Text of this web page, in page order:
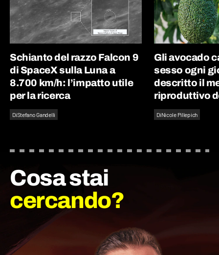
Schianto del razzo Falcon 9
di SpaceX sulla Luna a
8.700 km/h: l’impatto utile
per la ricerca
DiStefano Gandelli
Gli avocado
sesso ogni
descritto il
riproduttivo
DiNicole Pillepich
Cosa stai
cercando?